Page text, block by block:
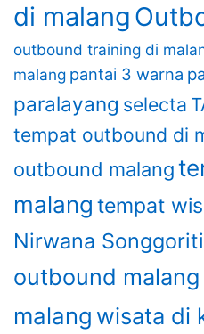
di malang
outbound training di
malang pantai 3 warna
paralayang selecta
tempat outbound di
outbound malang
malang tempat
Nirwana Songgoriti
outbound malang
malang wisata di